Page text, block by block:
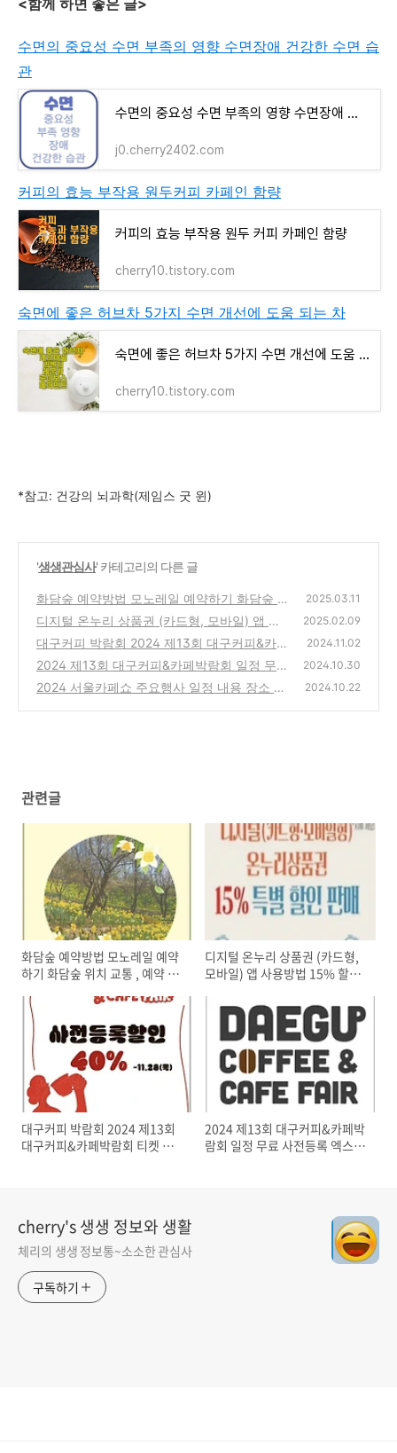
<함께 하면 좋은 글>
수면의 중요성 수면 부족의 영향 수면장애 건강한 수면 습
관
수면의 중요성 수면 부족의 영향 수면장애 건강한 수면 습관
j0.cherry2402.com
커피의 효능 부작용 원두커피 카페인 함량
커피의 효능 부작용 원두 커피 카페인 함량
cherry10.tistory.com
숙면에 좋은 허브차 5가지 수면 개선에 도움 되는 차
숙면에 좋은 허브차 5가지 수면 개선에 도움 되는 차
cherry10.tistory.com
*참고: 건강의 뇌과학(제임스 굿 윈)
'생생관심사' 카테고리의 다른 글
화담숲 예약방법 모노레일 예약하기 화담숲 위
치 교통 , 예약 취소 및 환불
(0)
2025.03.11
디지털 온누리 상품권 (카드형, 모바일) 앱 사
용방법 15% 할인 사용처
(0)
2025.02.09
대구커피 박람회 2024 제13회 대구커피&카페
박람회 티켓 사전등록할인 주요행사 대회 대구
엑스코
(6)
2024.11.02
2024 제13회 대구커피&카페박람회 일정 무료
사전등록 엑스코 행사
(5)
2024.10.30
2024 서울카페쇼 주요행사 일정 내용 장소 코
2024.10.22
관련글
화담숲 예약방법 모노레일 예약
하기 화담숲 위치 교통 , 예약 취
디지털 온누리 상품권 (카드형,
모바일) 앱 사용방법 15% 할인
대구커피 박람회 2024 제13회
대구커피&카페박람회 티켓 사
2024 제13회 대구커피&카페박
람회 일정 무료 사전등록 엑스코
cherry's 생생 정보와 생활
체리의 생생 정보통~소소한 관심사
구독하기